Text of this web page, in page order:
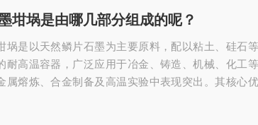
具通常由高纯度、高密度、高强度的等静压石墨（如
少杂质挥发对产品纯度的影响...
坩埚是由哪几部分组成的呢？
埚是以天然鳞片石墨为主要原料，配以粘土、硅石
耐高温容器，广泛应用于冶金、铸造、机械、化工
属熔炼、合金制备及高温实验中表现突出。其核心